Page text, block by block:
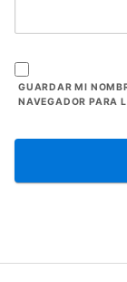
GUARDAR MI
NAVEGADOR PARA